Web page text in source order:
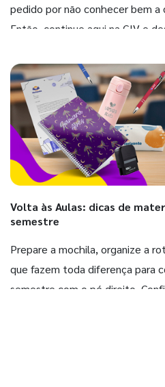
pedido por não conhecer bem
Então, continue aqui na GIV e
Volta às Aulas: dicas de
semestre
Prepare a mochila, organize a
que fazem toda diferença para
semestre com o pé direito.